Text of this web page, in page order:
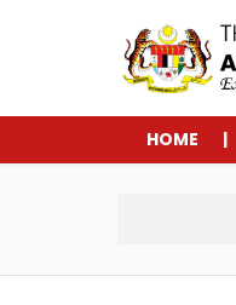
HOME